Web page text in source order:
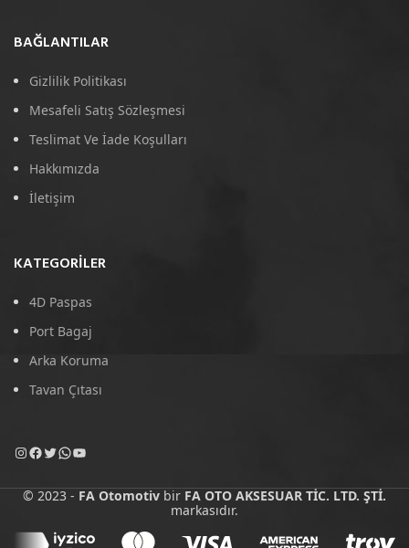
BAĞLANTILAR
Gizlilik Politikası
Mesafeli Satış Sözleşmesi
Teslimat Ve İade Koşulları
Hakkımızda
İletişim
KATEGORILER
4D Paspas
Port Bagaj
Arka Koruma
Tavan Çıtası
© 2023 - FA Otomotiv bir FA OTO AKSESUAR TİC. LTD. ŞTİ.
markasıdır.